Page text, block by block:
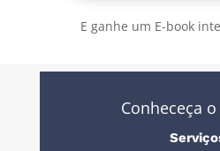
E ganhe um E-book
Conheceça